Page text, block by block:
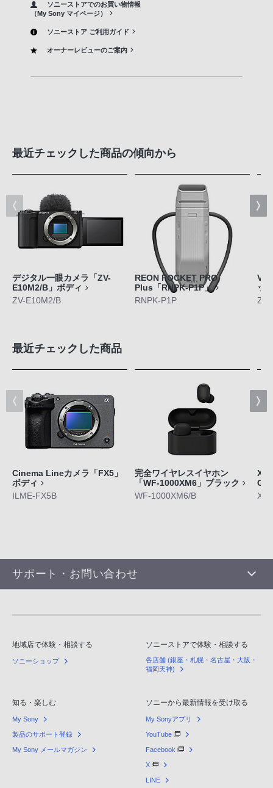
ソニーストアでのお買い物情報
（My Sony マイページ）
ソニーストア ご利用ガイド
オーナーレビューのご案内
最近チェックした商品の傾向から
デジタル一眼カメラ「ZV-
E10M2/B」ボディ
ZV-E10M2/B
REON POCKET PRO
Plus「RNPK-P1P」
RNPK-P1P
ッ
ZV-
最近チェックした商品
Cinema Lineカメラ「FX5」
ボディ
ILME-FX5B
完全ワイヤレスイヤホン
「WF-1000XM6」ブラック
WF-1000XM6/B
サポート・お問い合わせ
地域店で体験・相談する
ソニーショップ
ソニーストアで体験・相談する
各店舗 (銀座・札幌・名古屋・大阪・
福岡天神)
知る・楽しむ
My Sony
製品のサポート登録
My Sony メールマガジン
ソニーから最新情報を受け取る
My Sonyアプリ
YouTube
Facebook
X
LINE